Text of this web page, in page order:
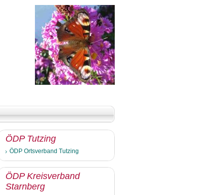
ÖDP Tutzing
ÖDP Ortsverband Tutzing
ÖDP Kreisverband
Starnberg